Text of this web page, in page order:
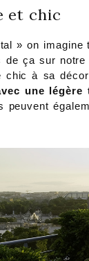
et chic
» on
de ça sur
chic à sa
une légère
peuvent